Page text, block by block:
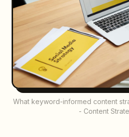
What keyword-informed content
- Content